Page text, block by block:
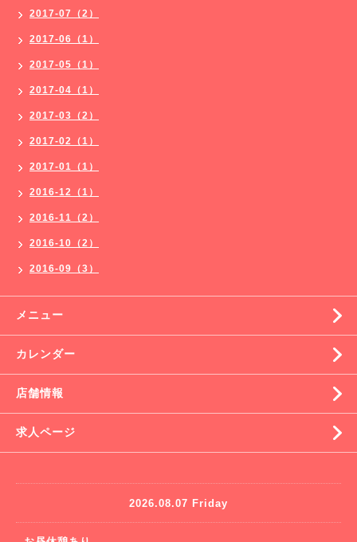
2017-07（2）
2017-06（1）
2017-05（1）
2017-04（1）
2017-03（2）
2017-02（1）
2017-01（1）
2016-12（1）
2016-11（2）
2016-10（2）
2016-09（3）
メニュー
カレンダー
店舗情報
求人ページ
2026.08.07 Friday